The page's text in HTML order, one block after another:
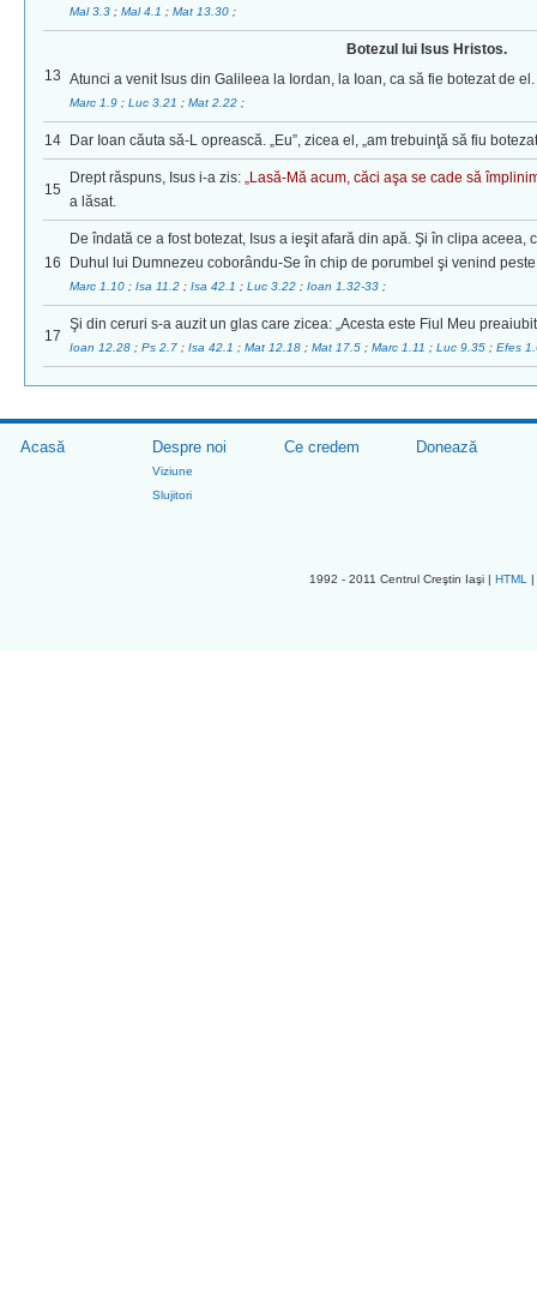
Mal 3.3 ; Mal 4.1 ; Mat 13.30 ;
13
Botezul lui Isus Hristos.
Atunci a venit Isus din Galileea la Iordan, la Ioan, ca să fie botezat de el.
Marc 1.9 ; Luc 3.21 ; Mat 2.22 ;
14 Dar Ioan căuta să-L oprească. „Eu”, zicea el, „am trebuinţă să fiu
15
Drept răspuns, Isus i-a zis: „Lasă-Mă acum, căci aşa se cade să
a lăsat.
16
De îndată ce a fost botezat, Isus a ieşit afară din apă. Şi în clipa aceea,
Duhul lui Dumnezeu coborându-Se în chip de porumbel şi venind
Marc 1.10 ; Isa 11.2 ; Isa 42.1 ; Luc 3.22 ; Ioan 1.32-33 ;
17
Şi din ceruri s-a auzit un glas care zicea: „Acesta este Fiul Meu
Ioan 12.28 ; Ps 2.7 ; Isa 42.1 ; Mat 12.18 ; Mat 17.5 ; Marc 1.11 ; Luc 9.35 ; Efes
Acasă Despre noi
Viziune
Slujitori
Ce credem Donează
1992 - 2011 Centrul Creştin Iaşi |HTML